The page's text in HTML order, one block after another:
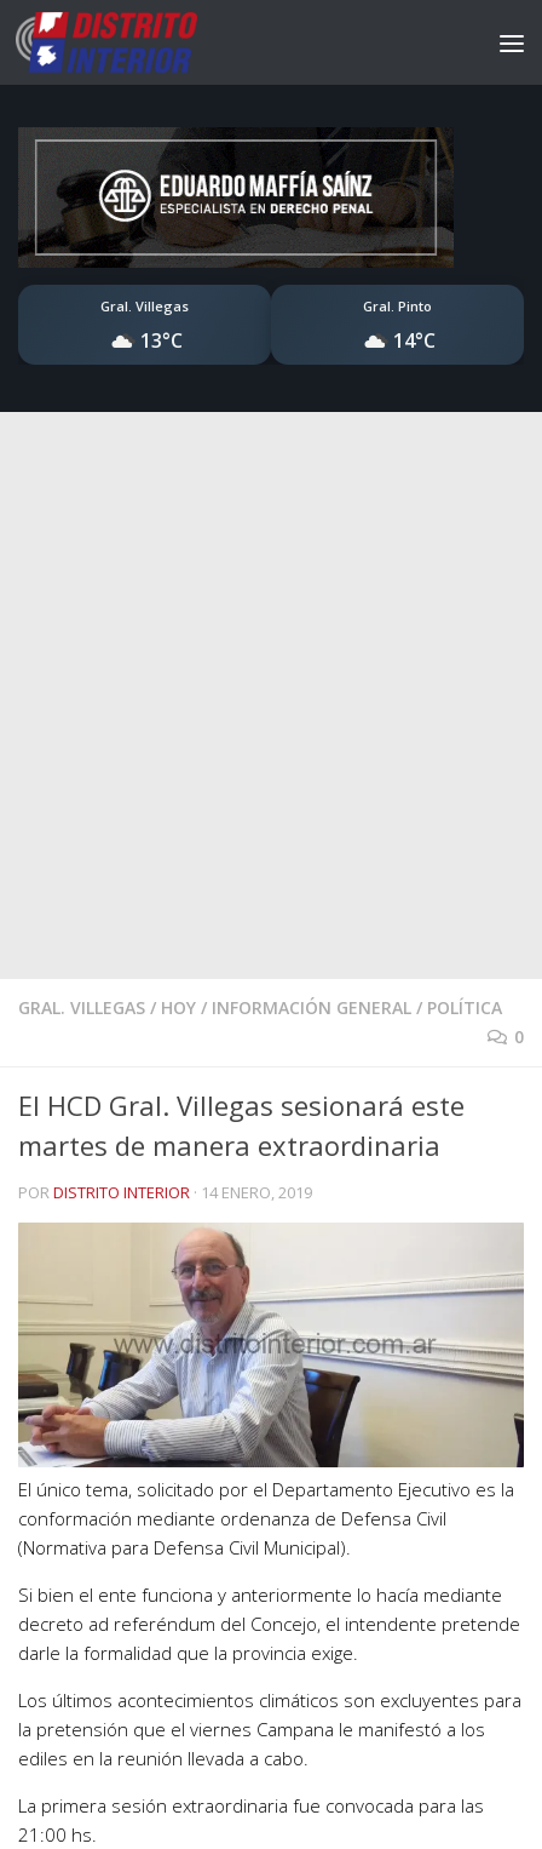
Gral. Villegas
13°C
Gral. Pinto
14°C
GRAL. VILLEGAS / HOY / INFORMACIÓN GENERAL / POLÍTICA
0
El HCD Gral. Villegas sesionará este
martes de manera extraordinaria
PORDISTRITO INTERIOR · 14 ENERO, 2019
El único tema, solicitado por el Departamento Ejecutivo es la
conformación mediante ordenanza de Defensa Civil
(Normativa para Defensa Civil Municipal).
Si bien el ente funciona y anteriormente lo hacía mediante
decreto ad referéndum del Concejo, el intendente pretende
darle la formalidad que la provincia exige.
Los últimos acontecimientos climáticos son excluyentes para
la pretensión que el viernes Campana le manifestó a los
ediles en la reunión llevada a cabo.
La primera sesión extraordinaria fue convocada para las
21:00 hs.